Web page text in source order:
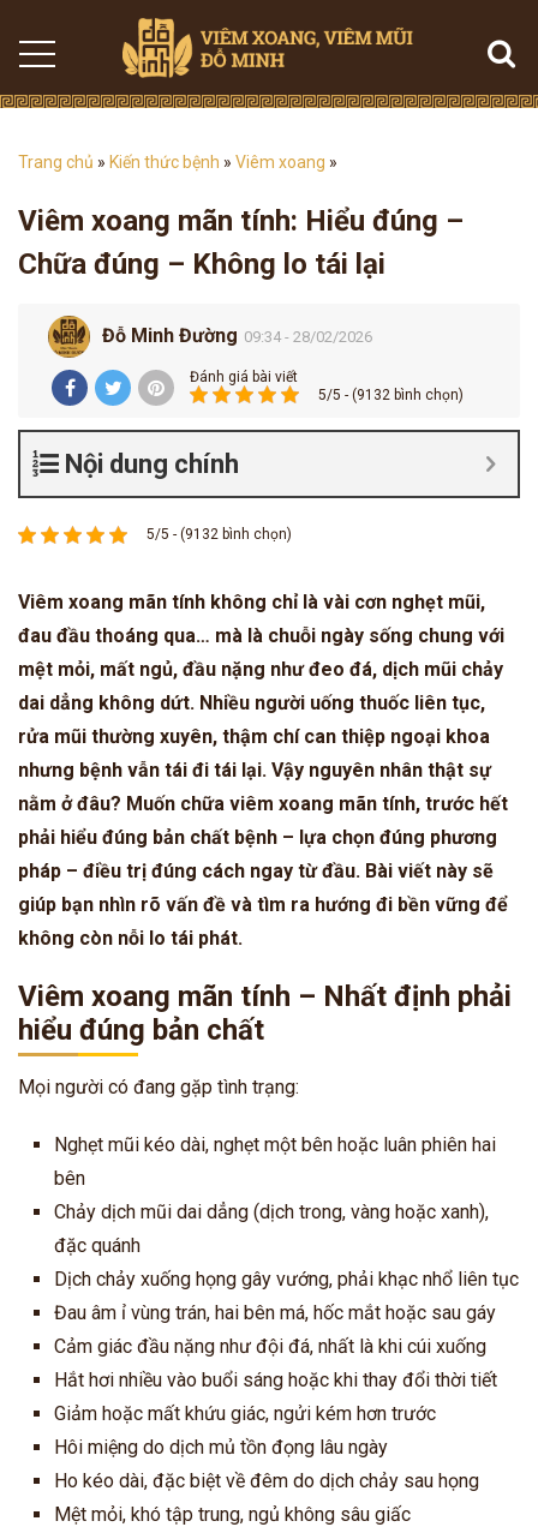
Trang chủ » Kiến thức bệnh » Viêm xoang »
Viêm xoang mãn tính: Hiểu đúng –
Chữa đúng – Không lo tái lại
Đỗ Minh Đường 09:34 - 28/02/2026
Đánh giá bài viết
5/5 - (9132 bình chọn)
Nội dung chính
5/5 - (9132 bình chọn)
Viêm xoang mãn tính không chỉ là vài cơn nghẹt mũi,
đau đầu thoáng qua… mà là chuỗi ngày sống chung với
mệt mỏi, mất ngủ, đầu nặng như đeo đá, dịch mũi chảy
dai dẳng không dứt. Nhiều người uống thuốc liên tục,
rửa mũi thường xuyên, thậm chí can thiệp ngoại khoa
nhưng bệnh vẫn tái đi tái lại. Vậy nguyên nhân thật sự
nằm ở đâu? Muốn chữa viêm xoang mãn tính, trước hết
phải hiểu đúng bản chất bệnh – lựa chọn đúng phương
pháp – điều trị đúng cách ngay từ đầu. Bài viết này sẽ
giúp bạn nhìn rõ vấn đề và tìm ra hướng đi bền vững để
không còn nỗi lo tái phát.
Viêm xoang mãn tính – Nhất định phải
hiểu đúng bản chất
Mọi người có đang gặp tình trạng:
Nghẹt mũi kéo dài, nghẹt một bên hoặc luân phiên hai
bên
Chảy dịch mũi dai dẳng (dịch trong, vàng hoặc xanh),
đặc quánh
Dịch chảy xuống họng gây vướng, phải khạc nhổ liên tục
Đau âm ỉ vùng trán, hai bên má, hốc mắt hoặc sau gáy
Cảm giác đầu nặng như đội đá, nhất là khi cúi xuống
Hắt hơi nhiều vào buổi sáng hoặc khi thay đổi thời tiết
Giảm hoặc mất khứu giác, ngửi kém hơn trước
Hôi miệng do dịch mủ tồn đọng lâu ngày
Ho kéo dài, đặc biệt về đêm do dịch chảy sau họng
Mệt mỏi, khó tập trung, ngủ không sâu giấc